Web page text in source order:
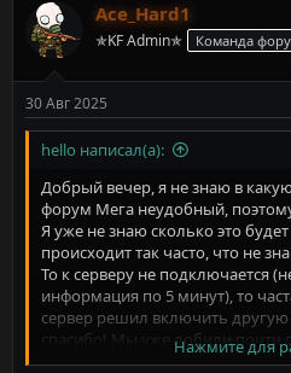
Ace_Hard1
✯KF Admin✯ Команда
30 Авг 2025
hello написал(а):
Добрый вечер, я не знаю в
форум Мега неудобный,
Я уже не знаю сколько это
происходит так часто, что не
То к серверу не подключается
информация по 5 минут), то
сервер решил включить другую
спасибо! Мы уже добили почти
его шлепнуть. Люди тратят по 1
Нажмите для